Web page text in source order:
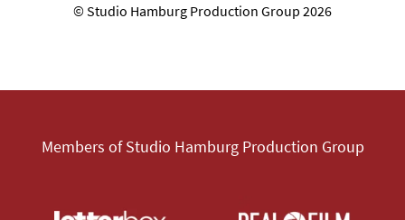
© Studio Hamburg Production Group 2026
Members of Studio Hamburg Production Group